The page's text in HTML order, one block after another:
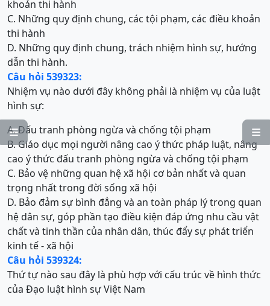


khoản thi hành
C. Những quy định chung, các tội phạm, các điều khoản
thi hành
D. Những quy định chung, trách nhiệm hình sự, hướng
dẫn thi hành.
Câu hỏi 539323:
Nhiệm vụ nào dưới đây không phải là nhiệm vụ của luật
hình sự:
A. Đấu tranh phòng ngừa và chống tội phạm
B. Giáo dục mọi người nâng cao ý thức pháp luật, nâng
cao ý thức đấu tranh phòng ngừa và chống tội phạm
C. Bảo vệ những quan hệ xã hội cơ bản nhất và quan
trọng nhất trong đời sống xã hội
D. Bảo đảm sự bình đẳng và an toàn pháp lý trong quan
hệ dân sự, góp phần tạo điều kiện đáp ứng nhu cầu vật
chất và tinh thần của nhân dân, thúc đẩy sự phát triển
kinh tế - xã hội
Câu hỏi 539324:
Thứ tự nào sau đây là phù hợp với cấu trúc về hình thức
của Đạo luật hình sự Việt Nam